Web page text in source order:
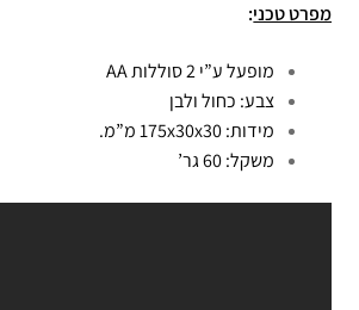
מפרט טכני:
מופעל ע”י 2 סוללות AA
צבע: כחול ולבן
מידות: 175x30x30 מ”מ.
משקל: 60 גר’